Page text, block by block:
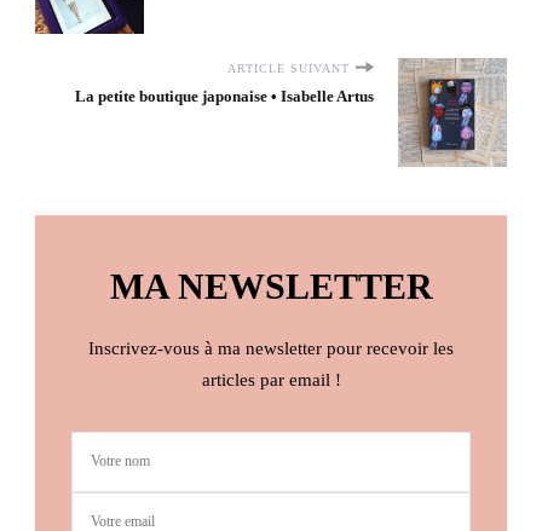
ARTICLE SUIVANT
La petite boutique japonaise • Isabelle Artus
MA NEWSLETTER
Inscrivez-vous à ma newsletter pour recevoir les
articles par email !